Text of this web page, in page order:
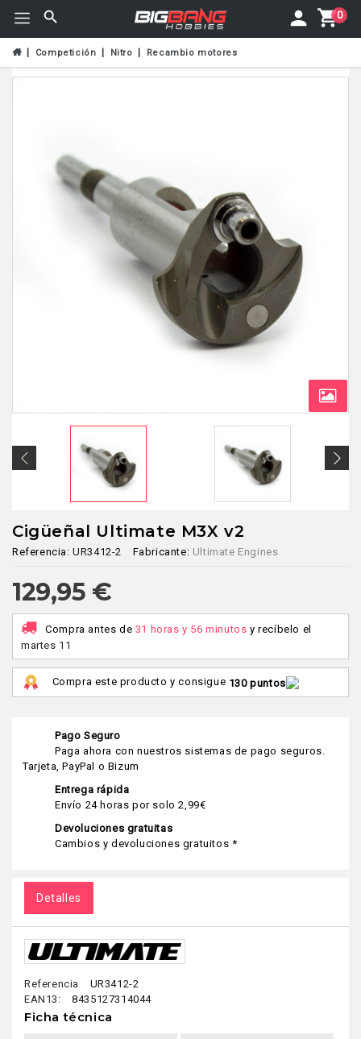
0
Competición Nitro Recambio motores
Cigüeñal Ultimate M3X v2
Referencia: UR3412-2 Fabricante: Ultimate Engines
129,95 €
Compra antes de 31 horas y 56 minutos y recíbelo el
martes 11
Compra este producto y consigue 130 puntos
Pago Seguro
Paga ahora con nuestros sistemas de pago seguros.
Tarjeta, PayPal o Bizum
Entrega rápida
Envío 24 horas por solo 2,99€
Devoluciones gratuitas
Cambios y devoluciones gratuitos *
Detalles
Referencia
UR3412-2
EAN13:
8435127314044
Ficha técnica